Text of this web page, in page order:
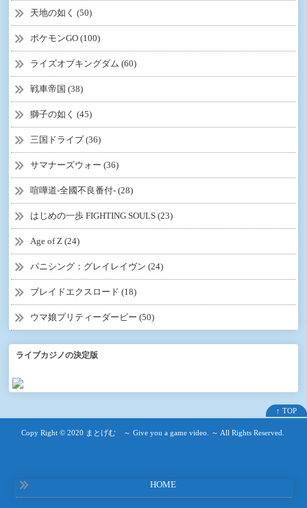
天地の如く (50)
ポケモンGO (100)
ライズオブキングダム (60)
戦車帝国 (38)
獅子の如く (45)
三国ドライブ (36)
サマナーズウォー (36)
喧嘩道-全國不良番付- (28)
はじめの一歩 FIGHTING SOULS (23)
Age of Z (24)
パニシング：グレイレイヴン (24)
ブレイドエクスロード (18)
ウマ娘プリティーダービー (50)
ライブカジノの決定版
↑ TOP
Copy Right © 2020 まとげむ ～ Give you a game video. ～ All Rights Reserved.
HOME